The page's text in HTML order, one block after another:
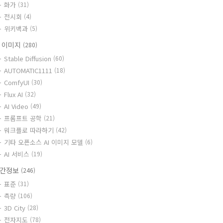
화가 (31)
전시회 (4)
위키백과 (5)
미지 (280)
Stable Diffusion (60)
AUTOMATIC1111 (18)
ComfyUI (30)
Flux AI (32)
AI Video (49)
프롬프트 공학 (21)
워크플로 따라하기 (42)
기타 오픈소스 AI 이미지 모델 (6)
AI 서비스 (19)
정보 (246)
표준 (31)
측량 (106)
3D City (28)
전자지도 (78)